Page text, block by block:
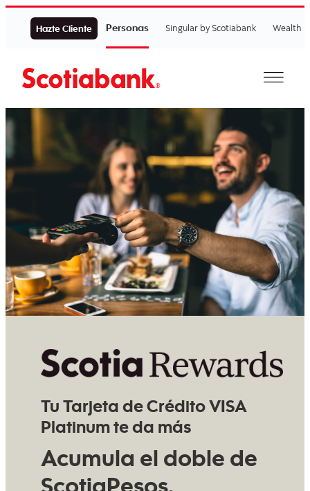
Hazte Cliente Personas Singular by Scotiabank Wealth
Tu Tarjeta de Crédito VISA
Platinum te da más
Acumula el doble de